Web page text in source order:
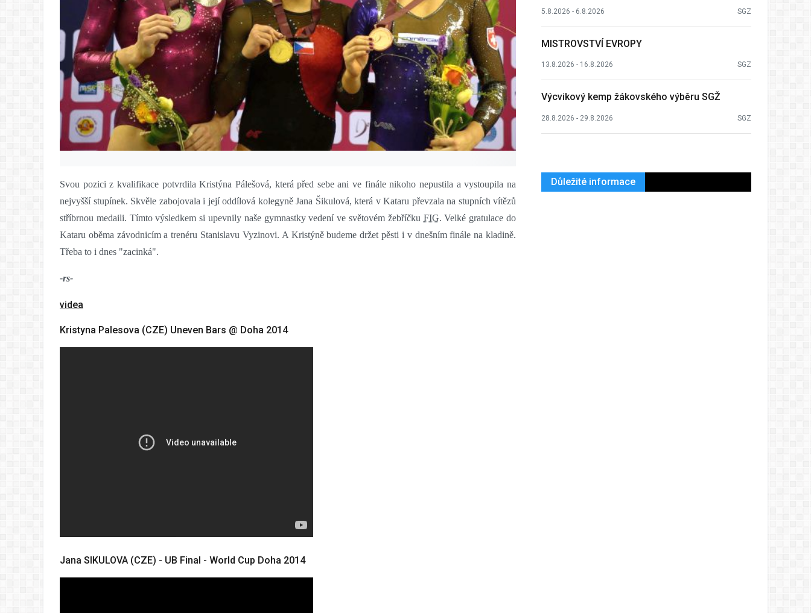
Svou pozici z kvalifikace potvrdila Kristýna Pálešová, která před sebe ani ve finále nikoho nepustila a vystoupila na
nejvyšší stupínek. Skvěle zabojovala i její oddílová kolegyně Jana Šikulová, která v Kataru převzala na stupních vítězů
stříbrnou medaili. Tímto výsledkem si upevnily naše gymnastky vedení ve světovém žebříčku FIG. Velké gratulace do
Kataru oběma závodnicím a trenéru Stanislavu Vyzinovi. A Kristýně budeme držet pěsti i v dnešním finále na kladině.
Třeba to i dnes "zacinká".
-rs-
videa
Kristyna Palesova (CZE) Uneven Bars @ Doha 2014
Jana SIKULOVA (CZE) - UB Final - World Cup Doha 2014
5.8.2026 - 6.8.2026 SGZ
MISTROVSTVÍ EVROPY
13.8.2026 - 16.8.2026 SGZ
Výcvikový kemp žákovského výběru SGŽ
28.8.2026 - 29.8.2026 SGZ
Důležité informace